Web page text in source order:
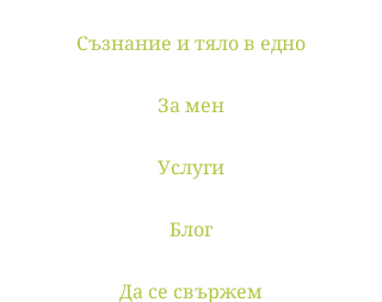
Съзнание и тяло в едно
За мен
Услуги
Блог
Да се свържем